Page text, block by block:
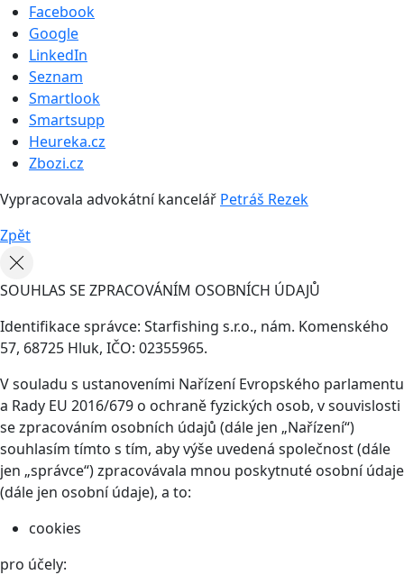
Facebook
Google
LinkedIn
Seznam
Smartlook
Smartsupp
Heureka.cz
Zbozi.cz
Vypracovala advokátní kancelář Petráš Rezek
Zpět
SOUHLAS SE ZPRACOVÁNÍM OSOBNÍCH ÚDAJŮ
Identifikace správce: Starfishing s.r.o., nám. Komenského
57, 68725 Hluk, IČO: 02355965.
V souladu s ustanoveními Nařízení Evropského parlamentu
a Rady EU 2016/679 o ochraně fyzických osob, v souvislosti
se zpracováním osobních údajů (dále jen „Nařízení“)
souhlasím tímto s tím, aby výše uvedená společnost (dále
jen „správce“) zpracovávala mnou poskytnuté osobní údaje
(dále jen osobní údaje), a to:
cookies
pro účely: